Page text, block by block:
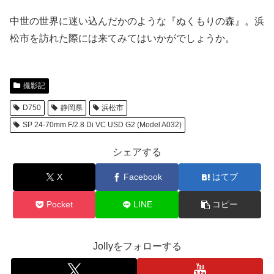
中世の世界に迷い込んだかのような『ぬくもりの森』。浜
松市を訪れた際には来てみてはいかがでしょうか。
撮影記
D750 静岡県
浜松市
SP 24-70mm F/2.8 Di VC USD G2 (Model A032)
シェアする
X Facebook はてブ
Pocket LINE コピー
Jollyをフォローする